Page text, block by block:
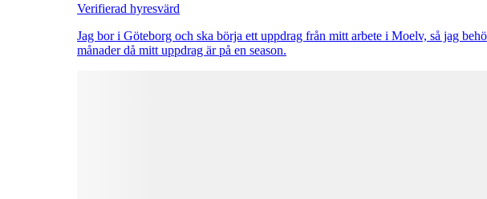
Verifierad hyresvärd
Jag bor i Göteborg och ska börja ett uppdrag från mitt arbete i Moelv, så jag
månader då mitt uppdrag är på en season.